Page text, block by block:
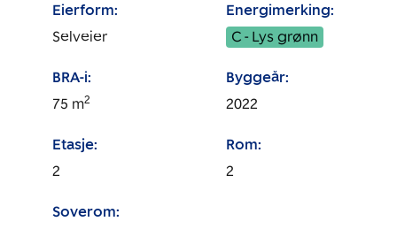
Eierform:
Selveier
Energimerking:
C - Lys grønn
BRA-i:
75 m2
Byggeår:
2022
Etasje:
2
Rom:
2
Soverom: